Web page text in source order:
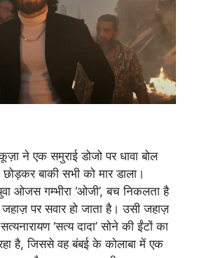
ने एक समुराई डोजो पर धावा बोल
बाकी सभी को मार डाला।
ओजस गम्भीरा ‘ओजी’, बच निकलता है
पर सवार हो जाता है। उसी जहाज़
‘सत्य दादा’ सोने की ईंटों का
है, जिससे वह बंबई के कोलाबा में एक